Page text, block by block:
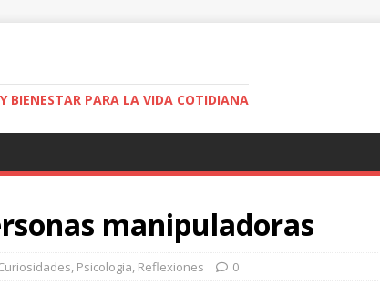
BIENESTAR PARA LA VIDA COTIDIANA
manipuladoras
, Psicologia, Reflexiones 0